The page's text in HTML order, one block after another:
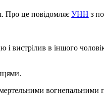
Про це повідомляє УНН з
вистрілив в іншого